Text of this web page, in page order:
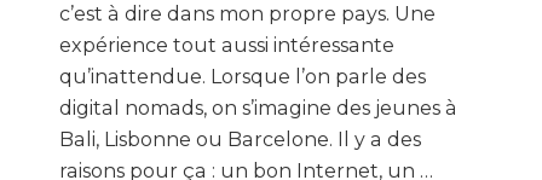
c’est à dire dans mon propre pays. Une
expérience tout aussi intéressante
qu’inattendue. Lorsque l’on parle des
digital nomads, on s’imagine des jeunes à
Bali, Lisbonne ou Barcelone. Il y a des
raisons pour ça : un bon Internet, un …